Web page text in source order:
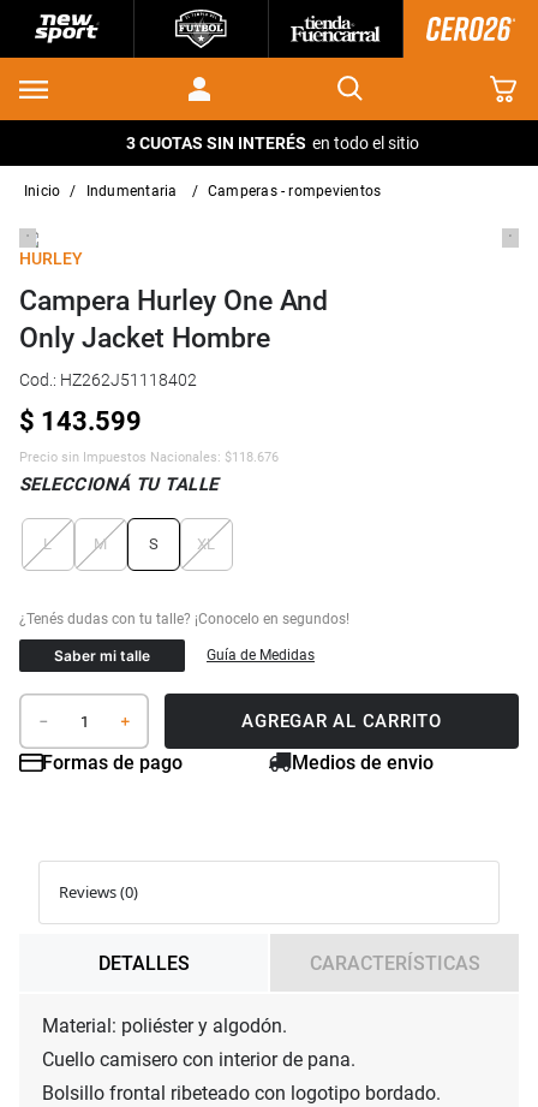
3 CUOTAS SIN INTERÉS en todo el sitio
indumentaria camperas - rompevientos
HURLEY
Campera Hurley One And
Only Jacket Hombre
Cod. : HZ262J51118402
$ 143.599
Precio sin Impuestos Nacionales: $118.676
SELECCIONÁ TU TALLE
L M S XL
Saber mi talle Guía de Medidas
＋
－ AGREGAR AL CARRITO
Formas de pago Medios de envio
Reviews (0)
DETALLES CARACTERÍSTICAS
Material: poliéster y algodón.
Cuello camisero con interior de pana.
Bolsillo frontal ribeteado con logotipo bordado.